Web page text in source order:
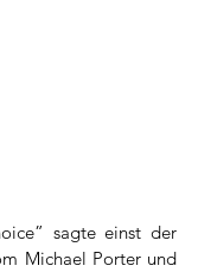
sagte einst der
Michael Porter und